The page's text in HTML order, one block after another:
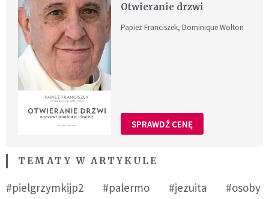
Otwieranie drzwi
Papież Franciszek, Dominique Wolton
SPRAWDŹ CENĘ
TEMATY W ARTYKULE
#pielgrzymkijp2 #palermo #jezuita
#osoby